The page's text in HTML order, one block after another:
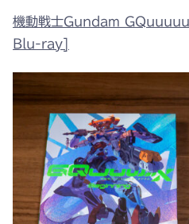
機動戦士Gundam
Blu-ray]